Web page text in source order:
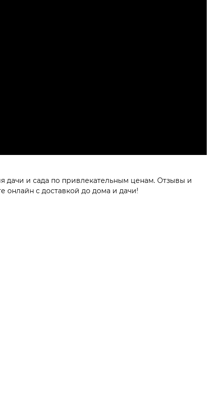
дачи и сада по привлекательным ценам. Отзывы и
онлайн с доставкой до дома и дачи!